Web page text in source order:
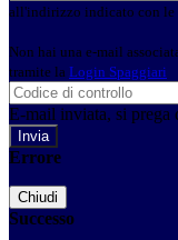
all'indirizzo indicato con le
Non hai una e-mail
tramite la Login Spaggiari
E-mail inviata, si prega
Errore
Chiudi
Successo